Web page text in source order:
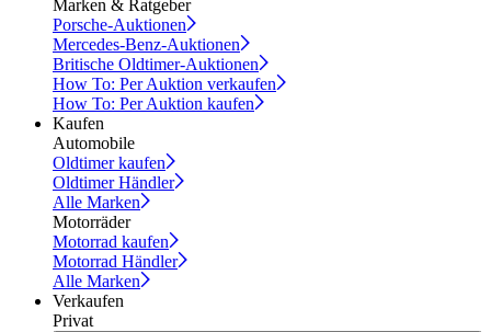
Marken & Ratgeber
Porsche-Auktionen
Mercedes-Benz-Auktionen
Britische Oldtimer-Auktionen
How To: Per Auktion verkaufen
How To: Per Auktion kaufen
Kaufen
Automobile
Oldtimer kaufen
Oldtimer Händler
Alle Marken
Motorräder
Motorrad kaufen
Motorrad Händler
Alle Marken
Verkaufen
Privat